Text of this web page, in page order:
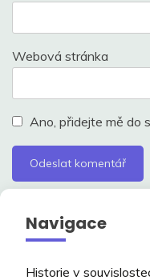
Webová stránka
Ano, přidejte mě do
Navigace
Historie v